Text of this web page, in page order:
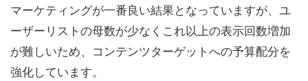
マーケティングが一番良い結果となっていますが、ユ
ーザーリストの母数が少なくこれ以上の表示回数増加
が難しいため、コンテンツターゲットへの予算配分を
強化しています。